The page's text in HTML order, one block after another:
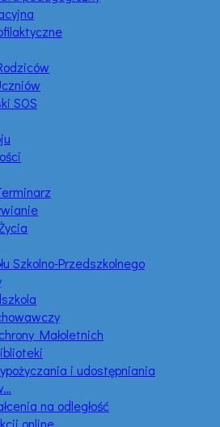
SOS
Szkolno-Przedszkolnego
Małoletnich
i udostępniania
na odległość
online